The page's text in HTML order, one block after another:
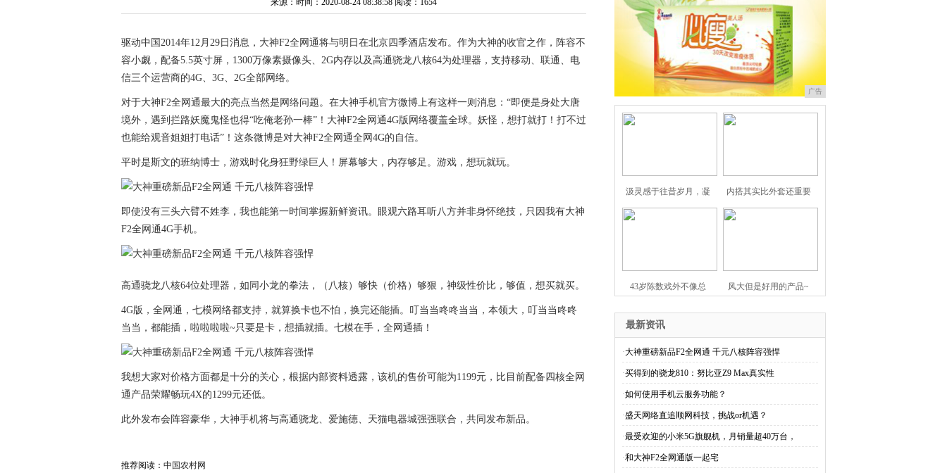
来源：时间：2020-08-24 08:38:58 阅读：1654
驱动中国2014年12月29日消息，大神F2全网通将与明日在北京四季酒店发布。作为大神的收官之作，阵容不
容小觑，配备5.5英寸屏，1300万像素摄像头、2G内存以及高通骁龙八核64为处理器，支持移动、联通、电
信三个运营商的4G、3G、2G全部网络。
对于大神F2全网通最大的亮点当然是网络问题。在大神手机官方微博上有这样一则消息：“即便是身处大唐
境外，遇到拦路妖魔鬼怪也得“吃俺老孙一棒”！大神F2全网通4G版网络覆盖全球。妖怪，想打就打！打不过
也能给观音姐姐打电话”！这条微博是对大神F2全网通全网4G的自信。
平时是斯文的班纳博士，游戏时化身狂野绿巨人！屏幕够大，内存够足。游戏，想玩就玩。
即使没有三头六臂不姓李，我也能第一时间掌握新鲜资讯。眼观六路耳听八方并非身怀绝技，只因我有大神
F2全网通4G手机。
高通骁龙八核64位处理器，如同小龙的拳法，（八核）够快（价格）够狠，神级性价比，够值，想买就买。
4G版，全网通，七模网络都支持，就算换卡也不怕，换完还能插。叮当当咚咚当当，本领大，叮当当咚咚
当当，都能插，啦啦啦啦~只要是卡，想插就插。七模在手，全网通插！
我想大家对价格方面都是十分的关心，根据内部资料透露，该机的售价可能为1199元，比目前配备四核全网
通产品荣耀畅玩4X的1299元还低。
此外发布会阵容豪华，大神手机将与高通骁龙、爱施德、天猫电器城强强联合，共同发布新品。
推荐阅读： 中国农村网
广告
汲灵感于往昔岁月，凝 内搭其实比外套还重要
43岁陈数戏外不像总 风大但是好用的产品~
最新资讯
·大神重磅新品F2全网通 千元八核阵容强悍
·买得到的骁龙810：努比亚Z9 Max真实性
·如何使用手机云服务功能？
·盛天网络直追顺网科技，挑战or机遇？
·最受欢迎的小米5G旗舰机，月销量超40万台，
·和大神F2全网通版一起宅